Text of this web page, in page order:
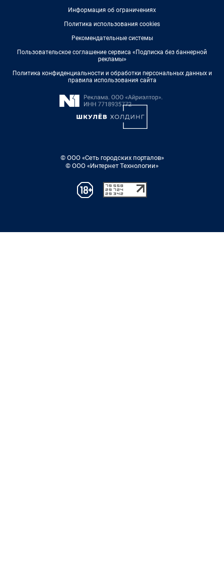
Информация об ограничениях
Политика использования cookies
Рекомендательные системы
Пользовательское соглашение сервиса «Подписка без баннерной
рекламы»
Политика конфиденциальности и обработки персональных данных и
правила использования сайта
© ООО «Сеть городских порталов»
© ООО «Интернет Технологии»